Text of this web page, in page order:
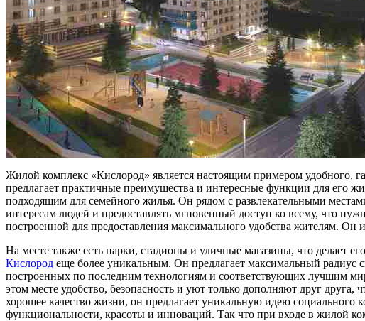
Жилой комплекс «Кислород» является настоящим примером удобного,
предлагает практичные преимущества и интересные функции для его
подходящим для семейного жилья. Он рядом с развлекательными
интересам людей и предоставлять мгновенный доступ ко всему, что
построенной для предоставления максимального удобства жителям.
На месте также есть парки, стадионы и уличные магазины, что делает
Кислород еще более уникальным. Он предлагает максимальный радиус
построенных по последним технологиям и соответствующих лучшим
этом месте удобство, безопасность и уют только дополняют друг
хорошее качество жизни, он предлагает уникальную идею
функциональности, красоты и инноваций. Так что при входе в жилой